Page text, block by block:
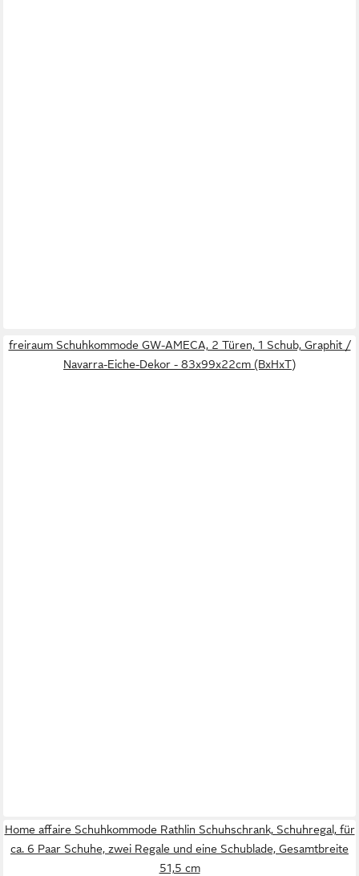
freiraum Schuhkommode GW-AMECA, 2 Türen, 1 Schub, Graphit /
Navarra-Eiche-Dekor - 83x99x22cm (BxHxT)
Home affaire Schuhkommode Rathlin Schuhschrank, Schuhregal, für
ca. 6 Paar Schuhe, zwei Regale und eine Schublade, Gesamtbreite
51,5 cm